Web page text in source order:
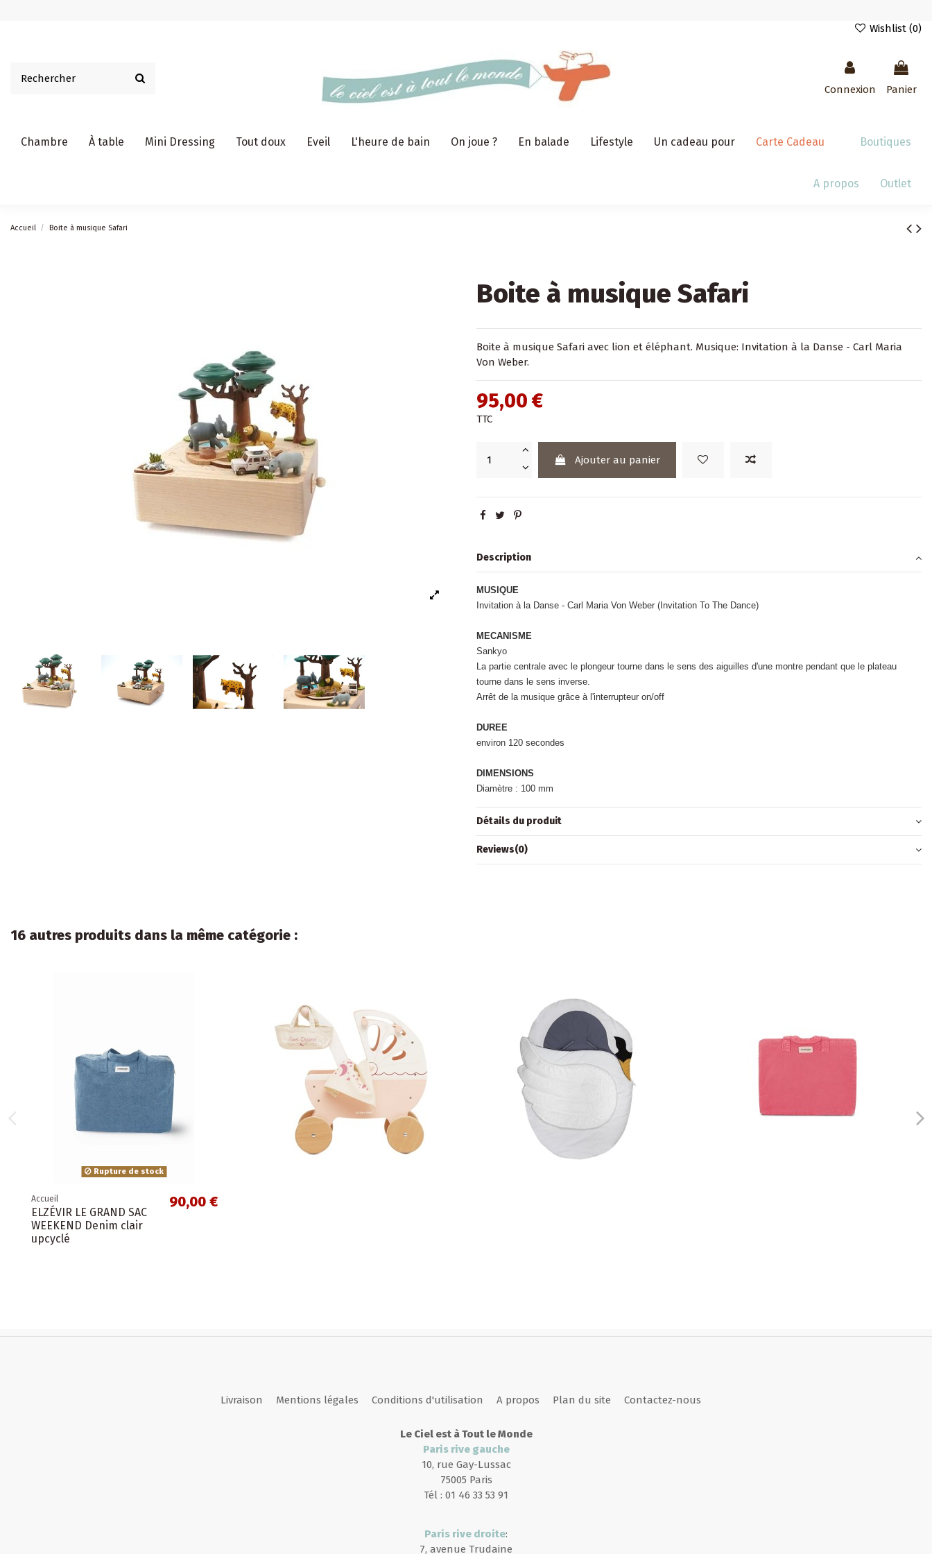
Wishlist (0)
Connexion Panier
Chambre À table Mini Dressing Tout doux Eveil L'heure de bain On joue ? En balade Lifestyle Un cadeau pour Carte Cadeau Boutiques
Outlet
A propos
Accueil Boite à musique Safari
Boite à musique Safari
Boite à musique Safari avec lion et éléphant. Musique: Invitation à la Danse - Carl Maria
Von Weber.
95,00 €
TTC
Ajouter au panier
Description
MUSIQUE
Invitation à la Danse - Carl Maria Von Weber (Invitation To The Dance)
MECANISME
Sankyo
La partie centrale avec le plongeur tourne dans le sens des aiguilles d'une montre pendant que le plateau
tourne dans le sens inverse.
Arrêt de la musique grâce à l'interrupteur on/off
DUREE
environ 120 secondes
DIMENSIONS
Diamètre : 100 mm
Détails du produit
Reviews(0)
16 autres produits dans la même catégorie :
Livraison Mentions légales Conditions d'utilisation A propos Plan du site Contactez-nous
Le Ciel est à Tout le Monde
Paris rive gauche
10, rue Gay-Lussac
75005 Paris
Tél : 01 46 33 53 91
Paris rive droite:
7, avenue Trudaine